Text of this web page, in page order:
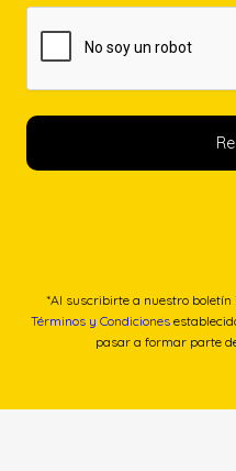
*Al suscribirte a nuestro
Términos y Condiciones
pasar a formar parte